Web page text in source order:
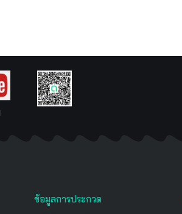
ข้อมูลการประกวด